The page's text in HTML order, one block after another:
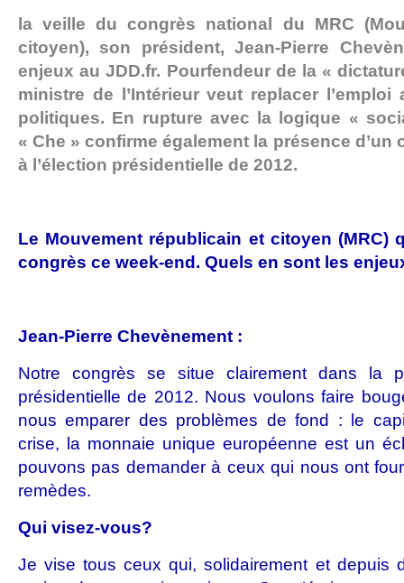
la veille du congrès national du MRC
citoyen), son président, Jean-Pierre
enjeux au JDD.fr. Pourfendeur de la «
ministre de l’Intérieur veut replacer
politiques. En rupture avec la logique «
« Che » confirme également la présence d’un
à l’élection présidentielle de 2012.
Le Mouvement républicain et citoyen (MRC)
congrès ce week-end. Quels en sont les
Jean-Pierre Chevènement :
Notre congrès se situe clairement dans la
présidentielle de 2012. Nous voulons faire
nous emparer des problèmes de fond : le
crise, la monnaie unique européenne est un
pouvons pas demander à ceux qui nous ont
remèdes.
Qui visez-vous?
Je vise tous ceux qui, solidairement et depuis